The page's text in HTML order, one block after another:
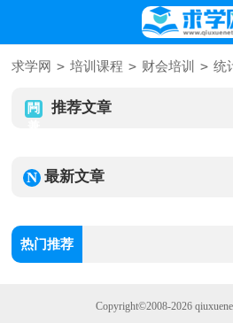
求学网 > 培训课程 > 财会培训 > 统
推荐文章
最新文章
热门推荐
Copyright©2008-2026